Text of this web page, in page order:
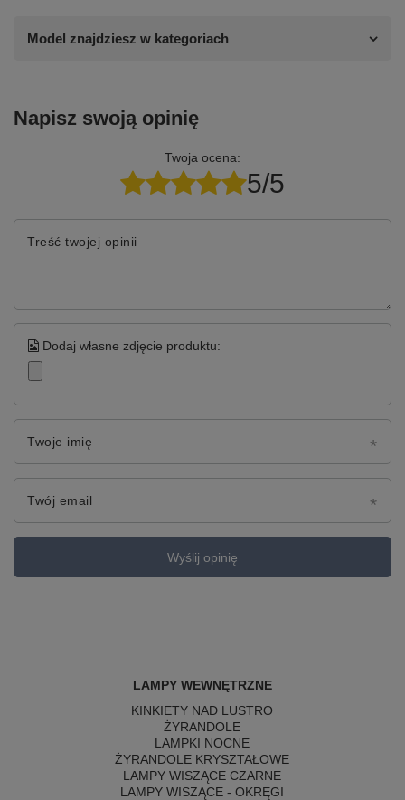
Model znajdziesz w kategoriach
Napisz swoją opinię
Twoja ocena:
5/5
Treść twojej opinii
Dodaj własne zdjęcie produktu:
Twoje imię
Twój email
Wyślij opinię
LAMPY WEWNĘTRZNE
KINKIETY NAD LUSTRO
ŻYRANDOLE
LAMPKI NOCNE
ŻYRANDOLE KRYSZTAŁOWE
LAMPY WISZĄCE CZARNE
LAMPY WISZĄCE - OKRĘGI